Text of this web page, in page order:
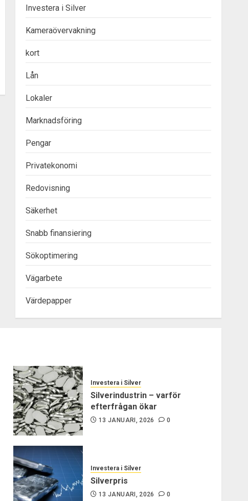
Investera i Silver
Kameraövervakning
kort
Lån
Lokaler
Marknadsföring
Pengar
Privatekonomi
Redovisning
Säkerhet
Snabb finansiering
Sökoptimering
Vägarbete
Värdepapper
Investera i Silver
Silverindustrin – varför
efterfrågan ökar
13 JANUARI, 2026 0
Investera i Silver
Silverpris
13 JANUARI, 2026 0